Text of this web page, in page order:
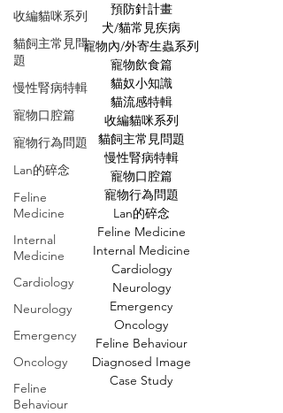
收編貓咪系列
貓飼主常見問
題
慢性腎病特輯
寵物口腔篇
寵物行為問題
Lan的碎念
Feline
Medicine
Internal
Medicine
Cardiology
Neurology
Emergency
Oncology
Feline
Behaviour
預防針計畫
犬/貓常見疾病
寵物內/外寄生蟲系列
寵物飲食篇
貓奴小知識
貓流感特輯
收編貓咪系列
貓飼主常見問題
慢性腎病特輯
寵物口腔篇
寵物行為問題
Lan的碎念
Feline Medicine
Internal Medicine
Cardiology
Neurology
Emergency
Oncology
Feline Behaviour
Diagnosed Image
Case Study